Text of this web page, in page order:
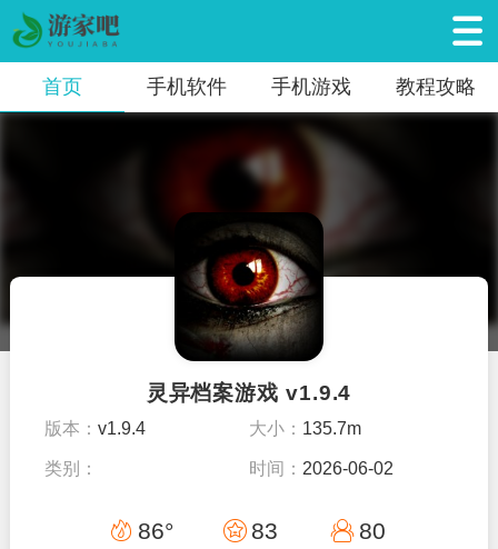
首页 手机软件 手机游戏 教程攻略
灵异档案游戏 v1.9.4
版本：v1.9.4 大小： 135.7m
类别： 时间： 2026-06-02
86° 83 80